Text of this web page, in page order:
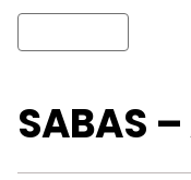
SABAS